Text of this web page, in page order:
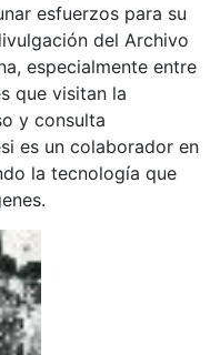
esfuerzos para su
del Archivo
especialmente entre
que visitan la
y consulta
es un colaborador en
la tecnología que